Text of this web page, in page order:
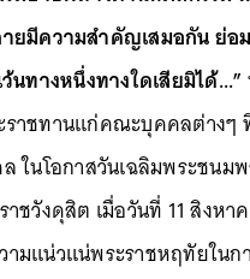
ยมีความสำคัญเสมอกัน ย่
นทางหนึ่งทางใดเสียมิได้...”
าชทานแก่คณะบุคคลต่างๆ ที่
ในโอกาสวันเฉลิมพระชนม
ชวังดุสิต เมื่อวันที่ 11 สิงหา
มแน่วแน่พระราชหฤทัยในก